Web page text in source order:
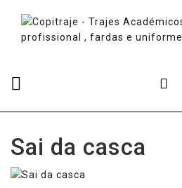
Sai da casca